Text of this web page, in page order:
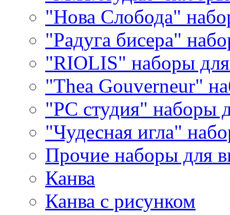
"Нова Слобода"
"Радуга бисера"
"RIOLIS" наборы
"Thea Gouverneur"
"РС студия" наборы
"Чудесная игла"
Прочие наборы для
Канва
Канва с рисунком